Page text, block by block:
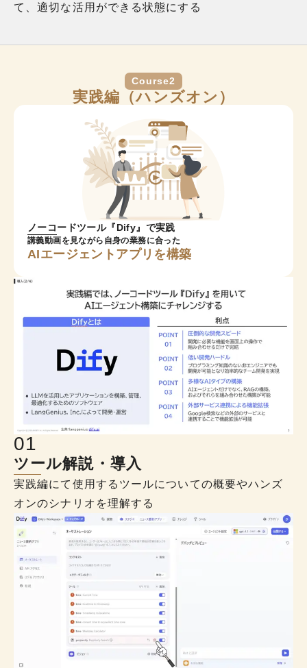
て、適切な活用ができる状態にする
Course2
実践編（ハンズオン）
ノーコードツール『Dify』で実践
講義動画を見ながら自身の業務に合った
AIエージェントアプリを構築
01
ツール解説・導入
実践編にて使用するツールについての概要やハンズ
オンのシナリオを理解する